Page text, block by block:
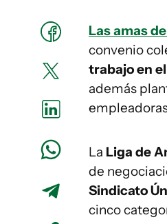
Las amas
convenio
trabajo en
además
La Liga de
de
Sindicato
cinco